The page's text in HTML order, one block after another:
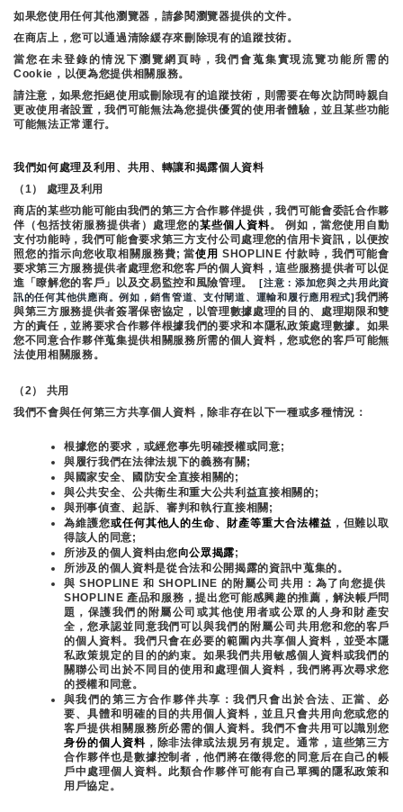
如果您使用任何其他瀏覽器，請參閱瀏覽器提供的文件。
在商店上，您可以通過清除緩存來刪除現有的追蹤技術。
當您在未登錄的情況下瀏覽網頁時，我們會蒐集實現流覽功能所需的
Cookie，以便為您提供相關服務。
請注意，如果您拒絕使用或刪除現有的追蹤技術，則需要在每次訪問時親自
更改使用者設置，我們可能無法為您提供優質的使用者體驗，並且某些功能
可能無法正常運行。
我們如何處理及利用、共用、轉讓和揭露個人資料
（1） 處理及利用
商店的某些功能可能由我們的第三方合作夥伴提供，我們可能會委託合作夥
伴（包括技術服務提供者）處理您的某些個人資料。 例如，當您使用自動
支付功能時，我們可能會要求第三方支付公司處理您的信用卡資訊，以便按
照您的指示向您收取相關服務費; 當使用 SHOPLINE 付款時，我們可能會
要求第三方服務提供者處理您和您客戶的個人資料，這些服務提供者可以促
進「瞭解您的客戶」以及交易監控和風險管理。
[注意：添加您與之共用此資
訊的任何其他供應商。例如，銷售管道、支付閘道、運輸和履行應用程式]我們將
與第三方服務提供者簽署保密協定，以管理數據處理的目的、處理期限和雙
方的責任，並將要求合作夥伴根據我們的要求和本隱私政策處理數據。如果
您不同意合作夥伴蒐集提供相關服務所需的個人資料，您或您的客戶可能無
法使用相關服務。
（2） 共用
我們不會與任何第三方共享個人資料，除非存在以下一種或多種情況：
根據您的要求，或經您事先明確授權或同意;
與履行我們在法律法規下的義務有關;
與國家安全、國防安全直接相關的;
與公共安全、公共衛生和重大公共利益直接相關的;
與刑事偵查、起訴、審判和執行直接相關;
為維護您或任何其他人的生命、財產等重大合法權益 ，但難以取
得該人的同意;
所涉及的個人資料由您向公眾揭露;
所涉及的個人資料是從合法和公開揭露的資訊中蒐集的。
與 SHOPLINE 和 SHOPLINE 的附屬公司共用：為了向您提供
SHOPLINE 產品和服務，提出您可能感興趣的推薦，解決帳戶問
題，保護我們的附屬公司或其他使用者或公眾的人身和財產安
全，您承認並同意我們可以與我們的附屬公司共用您和您的客戶
的個人資料。我們只會在必要的範圍內共享個人資料，並受本隱
私政策規定的目的的約束。如果我們共用敏感個人資料或我們的
關聯公司出於不同目的使用和處理個人資料，我們將再次尋求您
的授權和同意。
與我們的第三方合作夥伴共享：我們只會出於合法、正當、必
要、具體和明確的目的共用個人資料，並且只會共用向您或您的
客戶提供相關服務所必需的個人資料。我們不會共用可以識別您
身份的個人資料 ，除非法律或法規另有規定。通常，這些第三方
合作夥伴也是數據控制者，他們將在徵得您的同意后在自己的帳
戶中處理個人資料。此類合作夥伴可能有自己單獨的隱私政策和
用戶協定。